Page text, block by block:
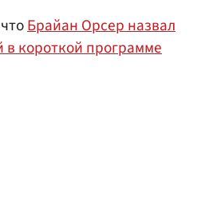
Брайан Орсер назвал
короткой программе